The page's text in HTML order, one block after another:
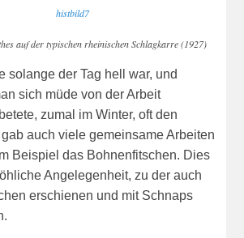
auf der typischen rheinischen Schlagkarre (1927)
solange der Tag hell war, und
sich müde von der Arbeit
zumal im Winter, oft den
auch viele gemeinsame Arbeiten
Beispiel das Bohnenfitschen. Dies
Angelegenheit, zu der auch
erschienen und mit Schnaps